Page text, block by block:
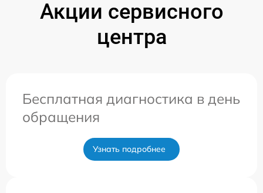
Акции сервисного
центра
Бесплатная диагностика в день
обращения
Узнать подробнее